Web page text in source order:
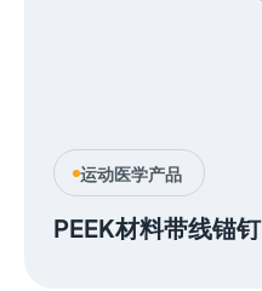
运动医学产品
PEEK材料带线锚钉